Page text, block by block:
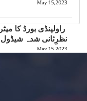
May 15,2023
راولپنڈی بورڈ کا
نظرِثانی شدہ
May 15,2023
جماعت کے امتحان